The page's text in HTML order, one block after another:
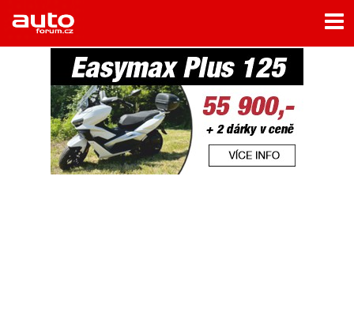
Home
Rubriky
- Jízdní dojmy a další testy
- Bleskovky